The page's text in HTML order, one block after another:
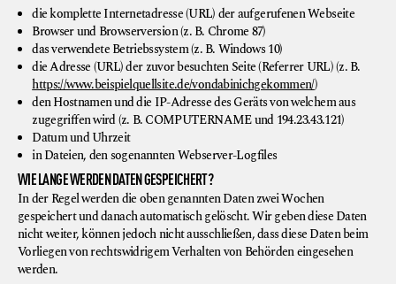
die komplette Internetadresse (URL) der aufgerufenen Webseite
Browser und Browserversion (z. B. Chrome 87)
das verwendete Betriebssystem (z. B. Windows 10)
die Adresse (URL) der zuvor besuchten Seite (Referrer URL) (z. B.
https://www.beispielquellsite.de/vondabinichgekommen/)
den Hostnamen und die IP-Adresse des Geräts von welchem aus
zugegriffen wird (z. B. COMPUTERNAME und 194.23.43.121)
Datum und Uhrzeit
in Dateien, den sogenannten Webserver-Logfiles
WIE LANGE WERDEN DATEN GESPEICHERT?
In der Regel werden die oben genannten Daten zwei Wochen
gespeichert und danach automatisch gelöscht. Wir geben diese Daten
nicht weiter, können jedoch nicht ausschließen, dass diese Daten beim
Vorliegen von rechtswidrigem Verhalten von Behörden eingesehen
werden.